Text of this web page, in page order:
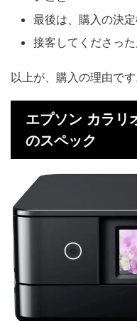
最後は、購入の決
接客してくださっ
以上が、購入の理由です
エプソン カラリ
のスペック